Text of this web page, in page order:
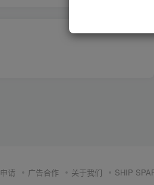
请 广告合作 关于我们 SHIP